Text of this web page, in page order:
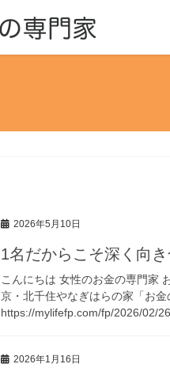
2026年5月10日
1名だからこそ深く向
こんにちは 女性のお金の専門家
京・北千住やなぎはらの家「お
https://mylifefp.com/fp/2026/02/
2026年1月16日